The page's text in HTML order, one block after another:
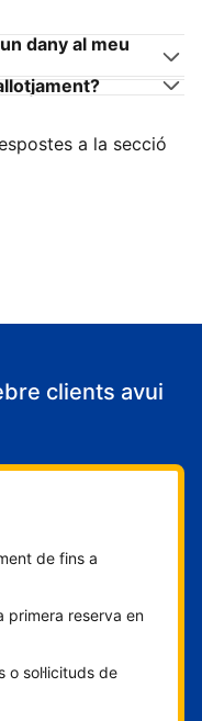
dany al meu
a la secció
clients avui
de fins a
primera reserva en
o sol·licituds de